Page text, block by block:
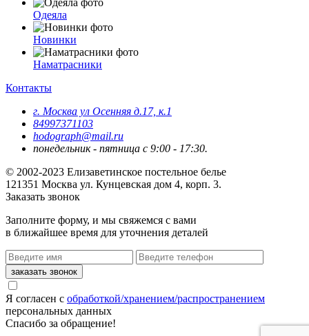
Одеяла
Новинки
Наматрасники
Контакты
г. Москва ул Осенняя д.17, к.1
84997371103
hodograph@mail.ru
понедельник - пятница с 9:00 - 17:30.
© 2002-2023 Елизаветинское постельное белье
121351 Москва ул. Кунцевская дом 4, корп. 3.
Заказать звонок
Заполните форму, и мы свяжемся с вами
в ближайшее время для уточнения деталей
Я согласен с обработкой/хранением/распространением
персональных данных
Спасибо за обращение!